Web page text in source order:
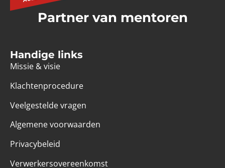
Partner van mentoren
Handige links
Missie & visie
Klachtenprocedure
Veelgestelde vragen
Algemene voorwaarden
Privacybeleid
Verwerkersovereenkomst